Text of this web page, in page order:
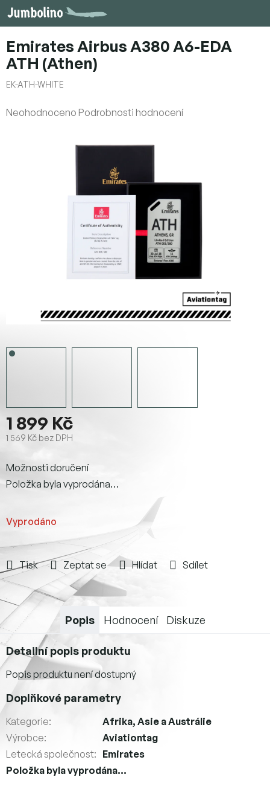
Přejít
na
Emirates Airbus A380 A6-EDA
ATH (Athen)
EK-ATH-WHITE
Průměrné
Neohodnoceno Podrobnosti hodnocení
1 899 Kč
1 569 Kč bez DPH
cena:
Vyprodáno
Možnosti doručení
Položka byla vyprodána…
Tisk Zeptat se Hlídat Sdílet
Popis Hodnocení Diskuze
Detailní popis produktu
Popis produktu není dostupný
Doplňkové parametry
Kategorie:
Afrika, Asie a Austrálie
Výrobce:
Aviationtag
Letecká společnost: Emirates
Položka byla vyprodána…